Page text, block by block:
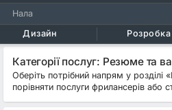
Дизайн Розробка
Категорії послуг: Резюме та
Оберіть потрібний напрям у розділі
порівняти послуги фрилансерів або